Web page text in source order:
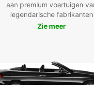
onze
aan premium voertuigen
legendarische fabrikanten
Zie meer